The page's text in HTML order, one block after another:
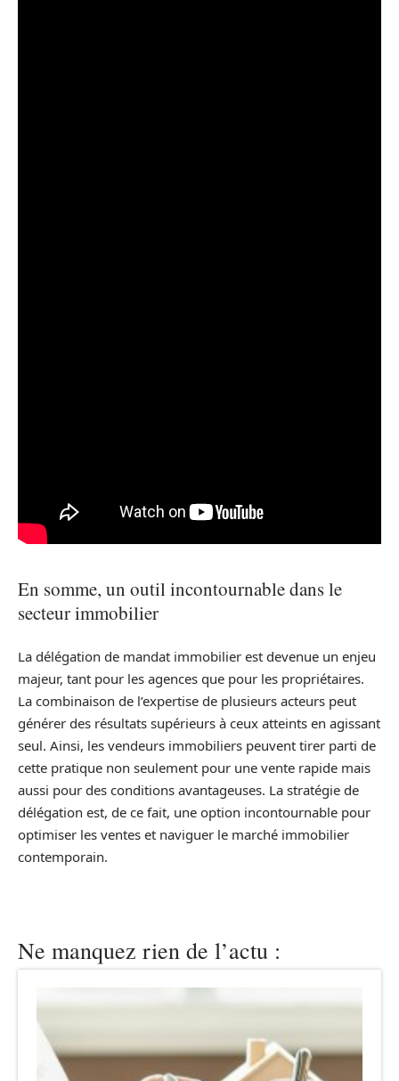
En somme, un outil incontournable dans le
secteur immobilier
La délégation de mandat immobilier est devenue un enjeu
majeur, tant pour les agences que pour les propriétaires.
La combinaison de l’expertise de plusieurs acteurs peut
générer des résultats supérieurs à ceux atteints en agissant
seul. Ainsi, les vendeurs immobiliers peuvent tirer parti de
cette pratique non seulement pour une vente rapide mais
aussi pour des conditions avantageuses. La stratégie de
délégation est, de ce fait, une option incontournable pour
optimiser les ventes et naviguer le marché immobilier
contemporain.
Ne manquez rien de l’actu :